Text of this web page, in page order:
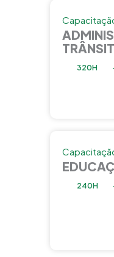
320H
240H